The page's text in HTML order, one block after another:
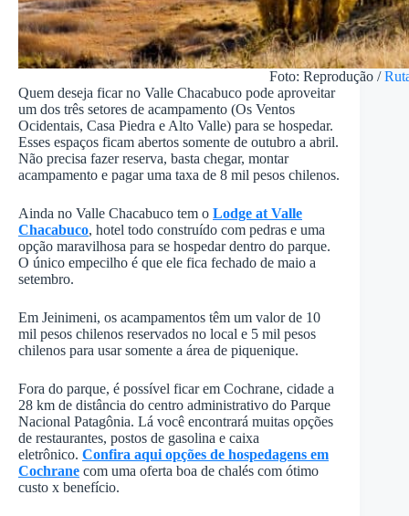
Foto: Reprodução /
Quem deseja ficar no Valle Chacabuco pode aproveitar
um dos três setores de acampamento (Os Ventos
Ocidentais, Casa Piedra e Alto Valle) para se hospedar.
Esses espaços ficam abertos somente de outubro a abril.
Não precisa fazer reserva, basta chegar, montar
acampamento e pagar uma taxa de 8 mil pesos chilenos.
Ainda no Valle Chacabuco tem o Lodge at Valle
Chacabuco, hotel todo construído com pedras e uma
opção maravilhosa para se hospedar dentro do parque.
O único empecilho é que ele fica fechado de maio a
setembro.
Em Jeinimeni, os acampamentos têm um valor de 10
mil pesos chilenos reservados no local e 5 mil pesos
chilenos para usar somente a área de piquenique.
Fora do parque, é possível ficar em Cochrane, cidade a
28 km de distância do centro administrativo do Parque
Nacional Patagônia. Lá você encontrará muitas opções
de restaurantes, postos de gasolina e caixa
eletrônico. Confira aqui opções de hospedagens em
Cochrane com uma oferta boa de chalés com ótimo
custo x benefício.